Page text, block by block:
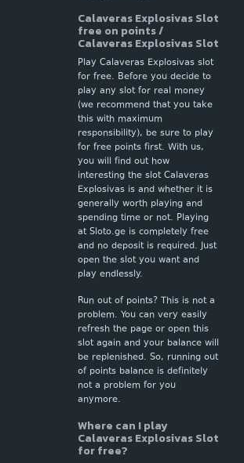
Calaveras Explosivas Slot
free on points /
Calaveras Explosivas Slot
Play Calaveras Explosivas slot
for free. Before you decide to
play any slot for real money
(we recommend that you take
this with maximum
responsibility), be sure to play
for free points first. With us,
you will find out how
interesting the slot Calaveras
Explosivas is and whether it is
generally worth playing and
spending time or not. Playing
at Sloto.ge is completely free
and no deposit is required. Just
open the slot you want and
play endlessly.
Run out of points? This is not a
problem. You can very easily
refresh the page or open this
slot again and your balance will
be replenished. So, running out
of points balance is definitely
not a problem for you
anymore.
Where can I play
Calaveras Explosivas Slot
for free?